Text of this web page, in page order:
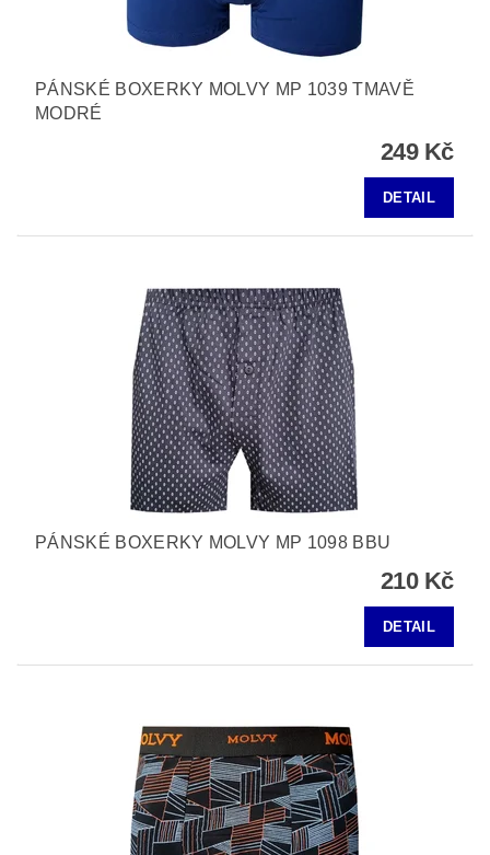
PÁNSKÉ BOXERKY MOLVY MP 1039 TMAVĚ
MODRÉ
249 Kč
DETAIL
PÁNSKÉ BOXERKY MOLVY MP 1098 BBU
210 Kč
DETAIL